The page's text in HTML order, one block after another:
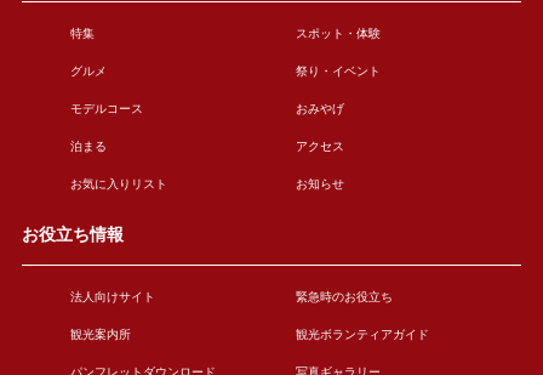
特集 スポット・体験
グルメ 祭り・イベント
モデルコース おみやげ
泊まる アクセス
お気に入りリスト お知らせ
お役立ち情報
法人向けサイト 緊急時のお役立ち
観光案内所 観光ボランティアガイド